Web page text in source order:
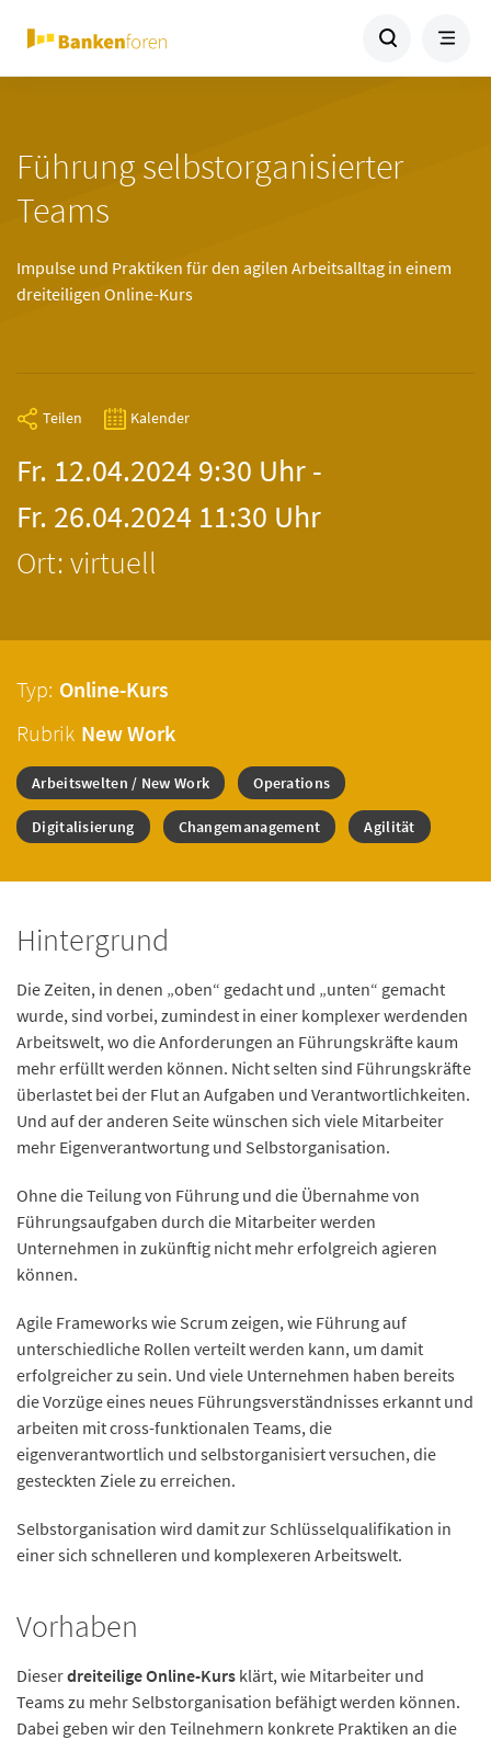
Führung selbstorganisierter
Teams
Impulse und Praktiken für den agilen Arbeitsalltag in einem
dreiteiligen Online-Kurs
Teilen Kalender
Fr. 12.04.2024 9:30 Uhr -
Fr. 26.04.2024 11:30 Uhr
Ort: virtuell
Typ: Online-Kurs
Rubrik New Work
Arbeitswelten / New Work Operations
Digitalisierung Changemanagement Agilität
Hintergrund
Die Zeiten, in denen „oben“ gedacht und „unten“ gemacht
wurde, sind vorbei, zumindest in einer komplexer werdenden
Arbeitswelt, wo die Anforderungen an Führungskräfte kaum
mehr erfüllt werden können. Nicht selten sind Führungskräfte
überlastet bei der Flut an Aufgaben und Verantwortlichkeiten.
Und auf der anderen Seite wünschen sich viele Mitarbeiter
mehr Eigenverantwortung und Selbstorganisation.
Ohne die Teilung von Führung und die Übernahme von
Führungsaufgaben durch die Mitarbeiter werden
Unternehmen in zukünftig nicht mehr erfolgreich agieren
können.
Agile Frameworks wie Scrum zeigen, wie Führung auf
unterschiedliche Rollen verteilt werden kann, um damit
erfolgreicher zu sein. Und viele Unternehmen haben bereits
die Vorzüge eines neues Führungsverständnisses erkannt und
arbeiten mit cross-funktionalen Teams, die
eigenverantwortlich und selbstorganisiert versuchen, die
gesteckten Ziele zu erreichen.
Selbstorganisation wird damit zur Schlüsselqualifikation in
einer sich schnelleren und komplexeren Arbeitswelt.
Vorhaben
Dieserdreiteilige Online-Kurs klärt, wie Mitarbeiter und
Teams zu mehr Selbstorganisation befähigt werden können.
Dabei geben wir den Teilnehmern konkrete Praktiken an die